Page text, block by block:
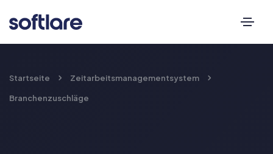
Startseite Zeitarbeitsmanagementsystem
Branchenzuschläge